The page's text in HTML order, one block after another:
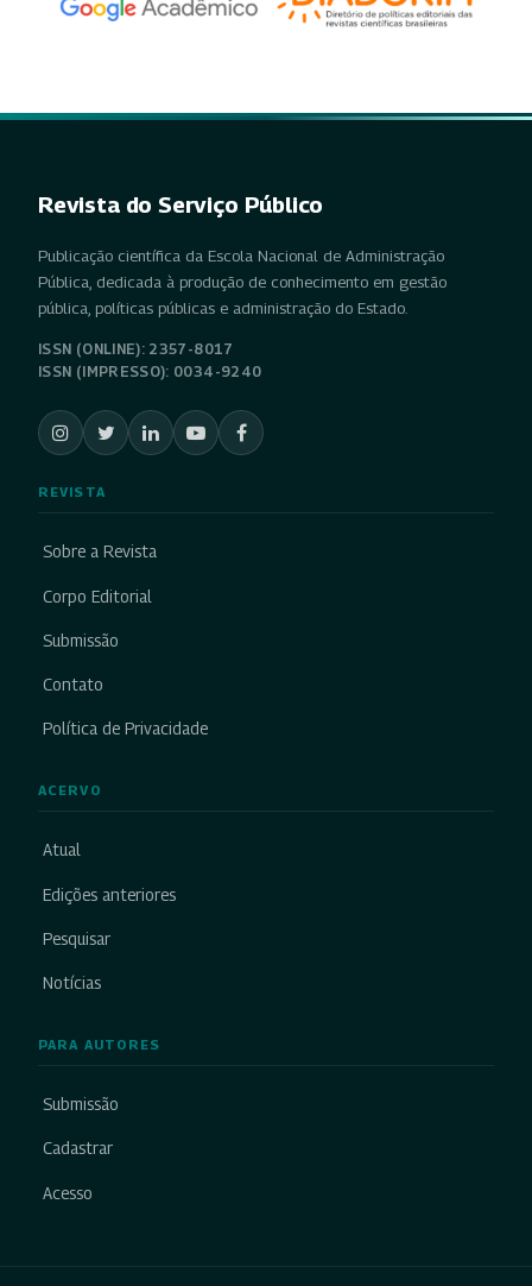
Revista do Serviço Público
Publicação científica da Escola Nacional de Administração
Pública, dedicada à produção de conhecimento em gestão
pública, políticas públicas e administração do Estado.
ISSN (ONLINE): 2357-8017
ISSN (IMPRESSO): 0034-9240
REVISTA
Sobre a Revista
Corpo Editorial
Submissão
Contato
Política de Privacidade
ACERVO
Atual
Edições anteriores
Pesquisar
Notícias
PARA AUTORES
Submissão
Cadastrar
Acesso